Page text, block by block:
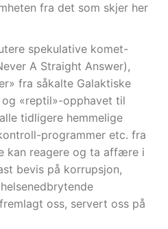
fra det som skjer her
spekulative komet-
A Straight Answer),
fra såkalte Galaktiske
og «reptil»-opphavet til
tidligere hemmelige
programmer etc. fra
kan reagere og ta affære i
bevis på korrupsjon,
oss, servert oss på